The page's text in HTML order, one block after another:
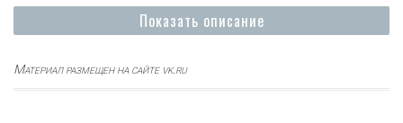
Показать описание
Материал размещен на сайте vk.ru